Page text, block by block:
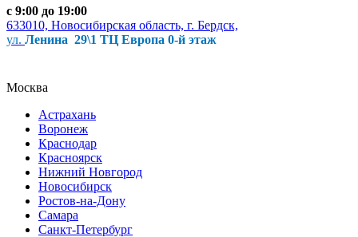
с 9:00 до 19:00
633010, Новосибирская область, г. Бердск,
ул. Ленина 29\1 ТЦ Европа 0-й этаж
Москва
Астрахань
Воронеж
Краснодар
Красноярск
Нижний Новгород
Новосибирск
Ростов-на-Дону
Самара
Санкт-Петербург